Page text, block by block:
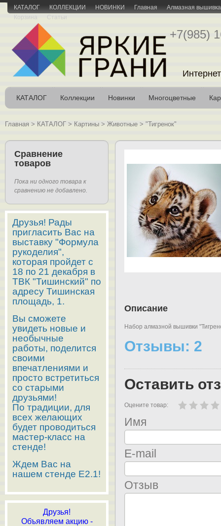
КАТАЛОГ КОЛЛЕКЦИИ НОВИНКИ Главная
Алмазная вышивка
Корзина
Статьи
+7(985)
КАТАЛОГ Коллекции Новинки Многоцветные
Главная > КАТАЛОГ > Картины > Животные > "Тигренок"
Описание
Набор алмазной вышивки
Отзывы: 2
Оставить
Оцените товар:
Имя
E-mail
Отзыв
Сравнение
товаров
Пока ни одного товара к
сравнению не добавлено.
Друзья! Рады
пригласить Вас на
выставку "Формула
рукоделия",
которая пройдет с
18 по 21 декабря в
ТВК "Тишинский" по
адресу Тишинская
площадь, 1.
Вы сможете
увидеть новые и
необычные
работы, поделится
своими
впечатлениями и
просто встретиться
со старыми
друзьями!
По традиции, для
всех желающих
будет проводиться
мастер-класс на
стенде!
Ждем Вас на
нашем стенде E2.1!
Друзья!
Объявляем акцию -